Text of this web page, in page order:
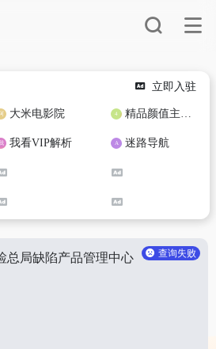
立即入驻
大米电影院 精品颜值主播定制
我看VIP解析 迷路导航
查询失败